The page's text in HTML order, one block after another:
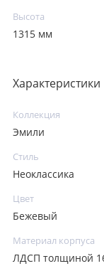
Высота
1315 мм
Характеристики
Коллекция
Эмили
Стиль
Неоклассика
Цвет
Бежевый
Материал корпуса
ЛДСП толщиной